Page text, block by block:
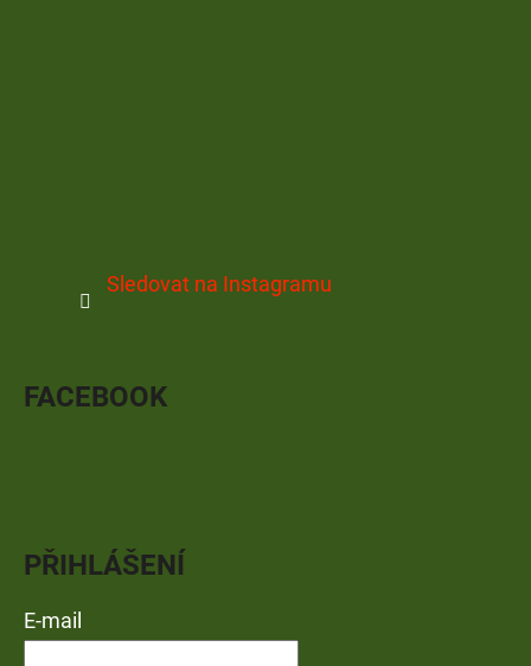
Sledovat na Instagramu
FACEBOOK
PŘIHLÁŠENÍ
E-mail